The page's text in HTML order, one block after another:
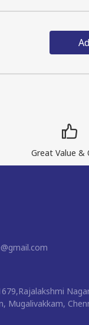
Great Value &
Mugalivakkam,